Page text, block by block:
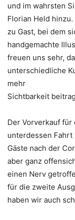
und im wahrsten
Florian Held
zu Gast, bei dem
handgemachte
freuen uns sehr,
unterschiedliche
mehr
Sichtbarkeit
Der Vorverkauf für
unterdessen Fahrt
Gäste nach der
aber ganz
einen Nerv
für die zweite
haben wir auch